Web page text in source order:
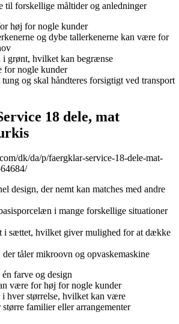
til forskellige måltider og anledninger
høj for nogle kunder
og dybe tallerkenerne kan være for
i grønt, hvilket kan begrænse
for nogle kunder
og skal håndteres forsigtigt ved transport
18 dele, mat
dk/da/p/faergklar-service-18-dele-mat-
design, der nemt kan matches med andre
i mange forskellige situationer
i sættet, hvilket giver mulighed for at dække
der tåler mikroovn og opvaskemaskine
farve og design
være for høj for nogle kunder
hver størrelse, hvilket kan være
familier eller arrangementer